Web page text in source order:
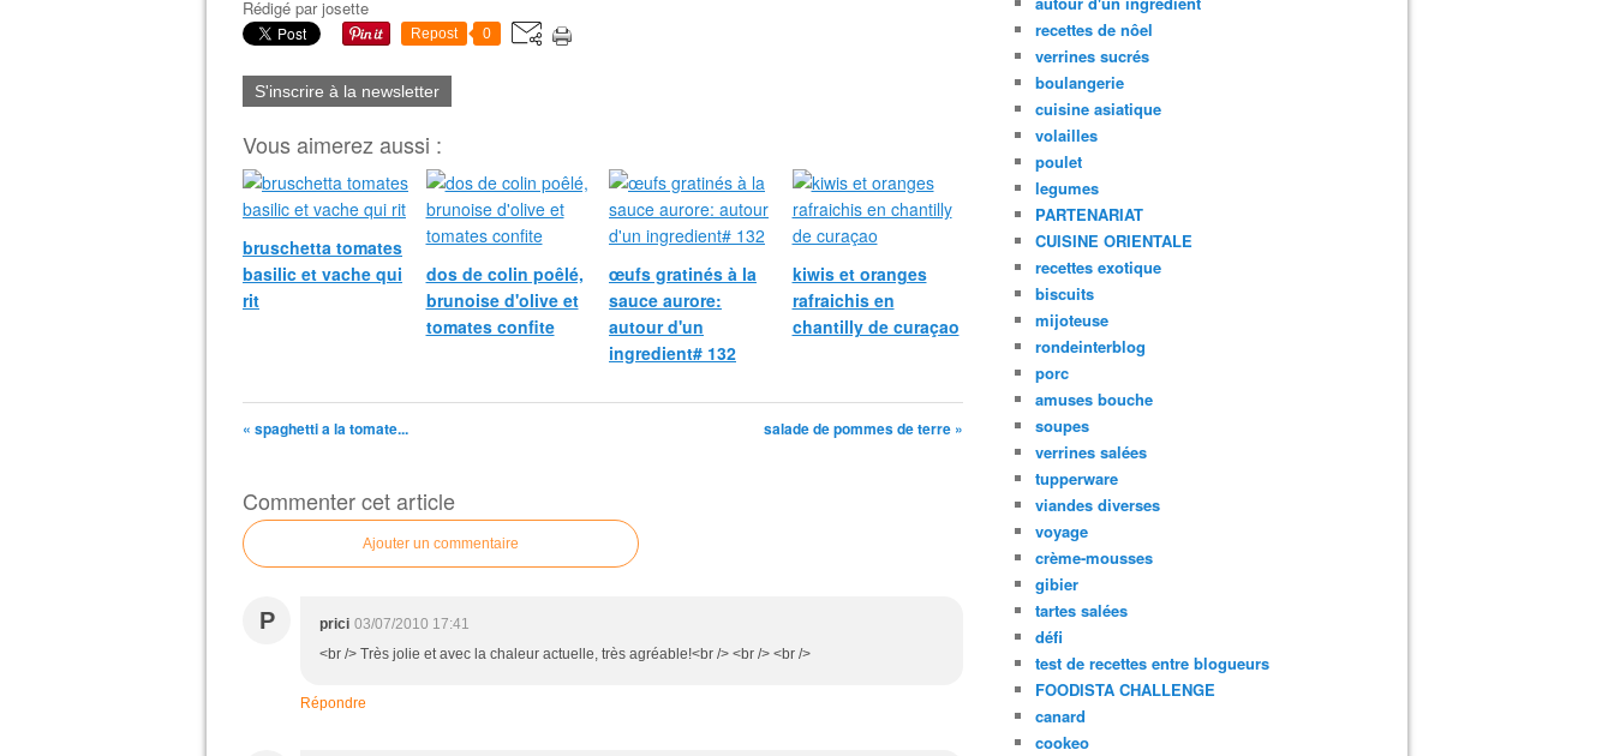
Rédigé parjosette
Repost 0
S'inscrire à la newsletter
Vous aimerez aussi :
bruschetta tomates
basilic et vache qui
rit
dos de colin poêlé,
brunoise d'olive et
tomates confite
œufs gratinés à la
sauce aurore:
autour d'un
ingredient# 132
kiwis et oranges
rafraichis en
chantilly de curaçao
« spaghetti a la tomate... salade de pommes de terre »
Commenter cet article
Ajouter un commentaire
P prici 03/07/2010 17:41
<br /> Très jolie et avec la chaleur actuelle, très agréable!<br /> <br /> <br />
Répondre
recettes de nôel
verrines sucrés
boulangerie
cuisine asiatique
volailles
poulet
legumes
PARTENARIAT
CUISINE ORIENTALE
recettes exotique
biscuits
mijoteuse
rondeinterblog
porc
amuses bouche
soupes
verrines salées
tupperware
viandes diverses
voyage
crème-mousses
gibier
tartes salées
défi
test de recettes entre blogueurs
FOODISTA CHALLENGE
canard
cookeo